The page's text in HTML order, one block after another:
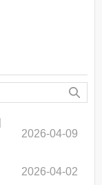
2026-04-09
2026-04-02